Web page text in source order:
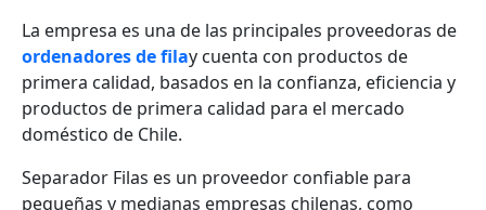
La empresa es una de las principales proveedoras de
ordenadores de filay cuenta con productos de
primera calidad, basados en la confianza, eficiencia y
productos de primera calidad para el mercado
doméstico de Chile.
Separador Filas es un proveedor confiable para
pequeñas y medianas empresas chilenas, como